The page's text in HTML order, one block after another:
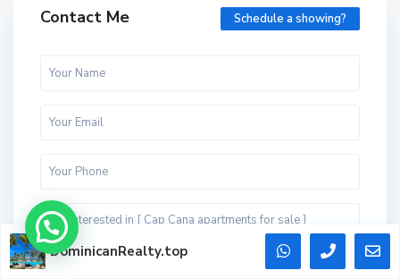
Contact Me Schedule a showing?
DominicanRealty.top